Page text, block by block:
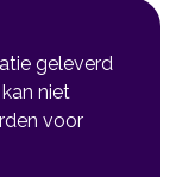
geleverd
niet
voor